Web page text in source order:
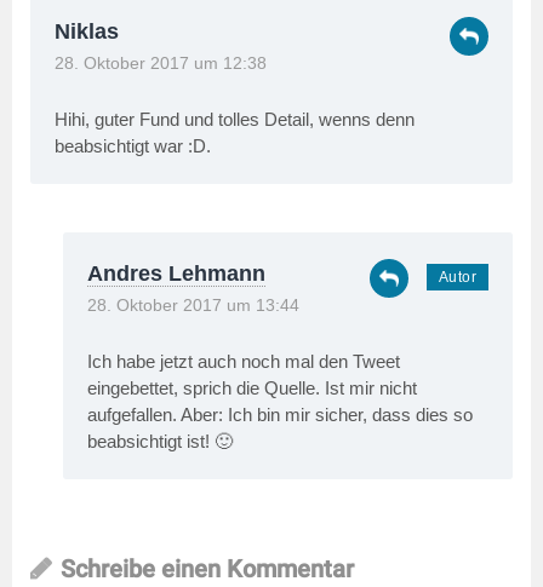
Niklas
28. Oktober 2017 um 12:38
Hihi, guter Fund und tolles Detail, wenns denn
beabsichtigt war :D.
Andres Lehmann
28. Oktober 2017 um 13:44
Ich habe jetzt auch noch mal den Tweet
eingebettet, sprich die Quelle. Ist mir nicht
aufgefallen. Aber: Ich bin mir sicher, dass dies so
beabsichtigt ist! 🙂
Schreibe einen Kommentar